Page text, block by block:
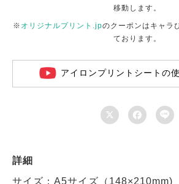
移動します。
※ オリジナルプリント.jpのクーポンはキャラ
ております。
アイロンプリントシートの
  
詳細
サイズ：A5サイズ（148×210mm)